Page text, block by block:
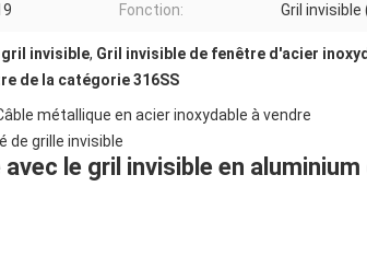
Fonction: Gril invisible
invisible, Gril invisible de fenêtre d'acier
de la catégorie 316SS
métallique en acier inoxydable à vendre
de grille invisible
le gril invisible en